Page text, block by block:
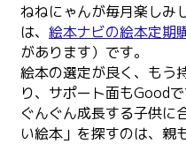
ねねにゃんが毎月楽しみ
は、 絵本ナビの絵本定期
があります）です。
絵本の選定が良く、もう
り、サポート面もGoodで
ぐんぐん成長する子供に
い絵本」を探すのは、親